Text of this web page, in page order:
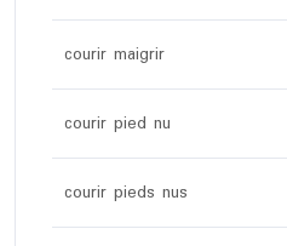
courir maigrir
courir pied nu
courir pieds nus